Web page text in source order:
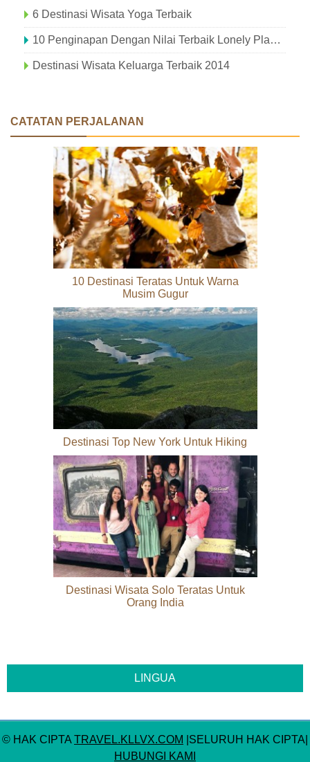
6 Destinasi Wisata Yoga Terbaik
10 Penginapan Dengan Nilai Terbaik Lonely Planet Selama 2014
Destinasi Wisata Keluarga Terbaik 2014
CATATAN PERJALANAN
10 Destinasi Teratas Untuk Warna
Musim Gugur
Destinasi Top New York Untuk Hiking
Destinasi Wisata Solo Teratas Untuk
Orang India
© HAK CIPTA TRAVEL.KLLVX.COM
|SELURUH HAK CIPTA|
HUBUNGI KAMI